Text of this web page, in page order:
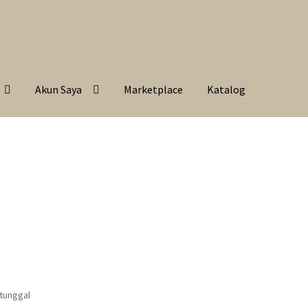
Akun Saya Marketplace Katalog